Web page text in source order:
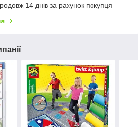
14 днів за рахунок покупця